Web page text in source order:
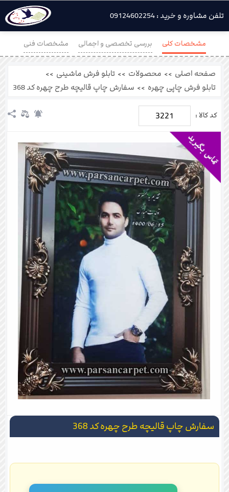
مشخصات کلی بررسی تخصصی و اجمالی مشخصات فنی
آنالیز محصول محصولات مرتبط نظرات صفحه اصلی >> محصولات >> تابلو فرش ماشینی >>
تابلو فرش چاپی چهره >> سفارش چاپ قالیچه طرح چهره کد 368
کد کالا : 3221
سفارش چاپ قالیچه طرح چهره کد 368
تلفن مشاوره و خرید : 09124602254